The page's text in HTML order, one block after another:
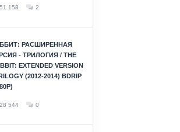
51 158 2
РАСШИРЕННАЯ
- ТРИЛОГИЯ / THE
EXTENDED VERSION
(2012-2014) BDRIP
28 544 0